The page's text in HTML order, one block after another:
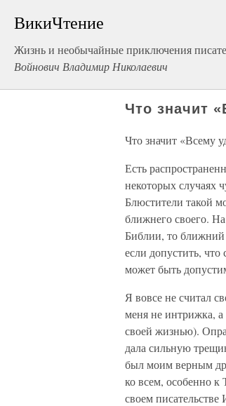
ВикиЧтение
Жизнь и необычайные приключения
Войнович Владимир Николаевич
Что значит
Что значит «Всему
Есть
некоторых случаях
Блюстители такой
ближнего своего.
Библии, то
если допустить,
может быть
Я вовсе не считал
меня не интрижка, а
своей жизнью).
дала сильную
был моим верным
ко всем, особенно к
своем